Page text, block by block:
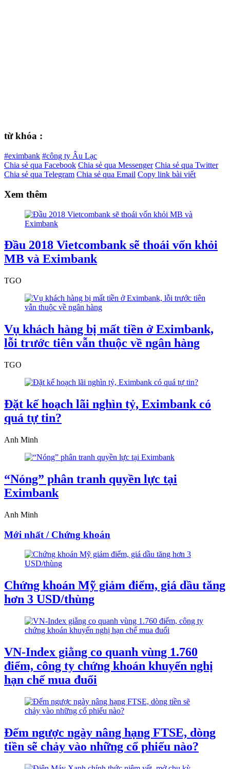
từ khóa :
#eximbank #công ty Âu Lạc
Chia sẻ qua Facebook Chia sẻ qua Messenger Chia sẻ qua Twitter
Chia sẻ qua Telegram Chia sẻ qua Email Copy link bài viết
Xem thêm
Đầu 2018 Vietcombank sẽ thoái vốn khỏi
MB và Eximbank
TGO
Vụ khách hàng bị mất tiền ở Eximbank,
lỗi trước tiên vẫn thuộc về ngân hàng
TGO
Đặt kế hoạch lãi nghìn tỷ, Eximbank có
quá tự tin?
Anh Minh
“Nóng” phân tranh quyền lực tại
Eximbank
Anh Minh
Mới nhất / Chứng khoán
Chứng khoán Mỹ giảm điểm, giá dầu tăng
hơn 3 USD/thùng
VN-Index giằng co quanh vùng 1.760
điểm, công ty chứng khoán khuyến nghị
hạn chế mua đuổi
Đếm ngược ngày nâng hạng FTSE, dòng
tiền sẽ chảy vào những cổ phiếu nào?